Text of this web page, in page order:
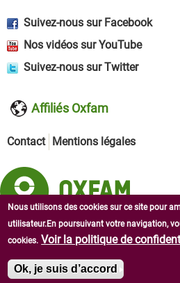
Suivez-nous sur Facebook
Nos vidéos sur YouTube
Suivez-nous sur Twitter
Affiliés Oxfam
Contact Mentions légales
Copyright © 2026 Oxfam en Afrique
réservés.
Nous utilisons des cookies sur ce site pour
utilisateur.En poursuivant votre navigation,
cookies. Voir la politique de
Ok, je suis d’accord